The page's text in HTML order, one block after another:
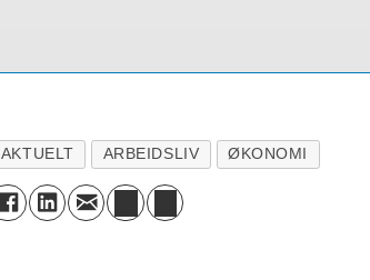
AKTUELT ARBEIDSLIV ØKONOMI